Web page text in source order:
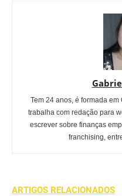
Tem 24 anos, é formada
trabalha com redação para
escrever sobre finanças
franchising,
ARTIGOS RELACIONADOS